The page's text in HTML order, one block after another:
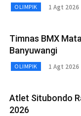
OLIMPIK 1 Agt 2026
Timnas BMX
Banyuwangi
OLIMPIK 1 Agt 2026
Atlet Situbondo
2026